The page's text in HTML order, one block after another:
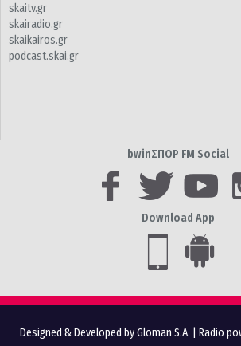
skaitv.gr
skairadio.gr
skaikairos.gr
podcast.skai.gr
bwinΣΠΟΡ FM Social
Download App
Designed & Developed by Gloman S.A. Radio